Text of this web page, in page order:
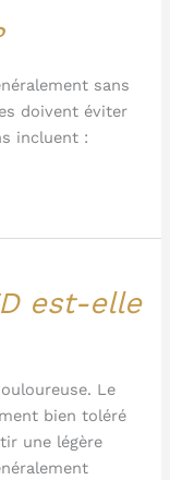
sans
doivent éviter
incluent :
est-elle
Le
bien toléré
une légère